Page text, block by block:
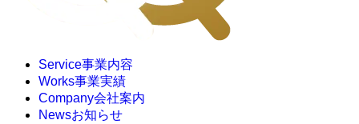
Service事業内容
Works事業実績
Company会社案内
Newsお知らせ